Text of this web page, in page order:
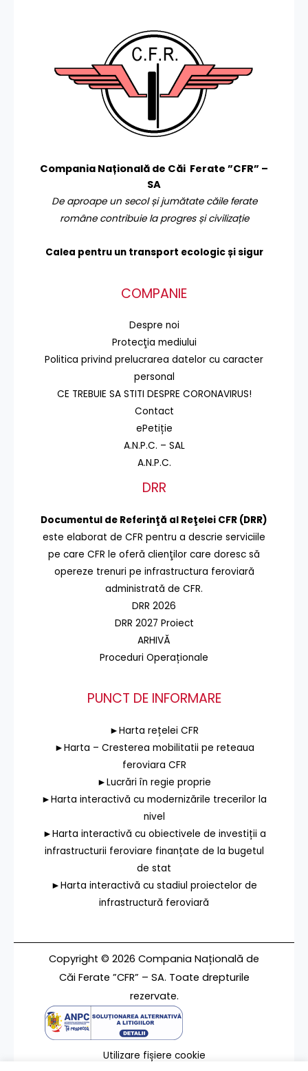
Compania Națională de Căi Ferate ”CFR” –
SA
De aproape un secol și jumătate căile ferate
române contribuie la progres și civilizație
Calea pentru un transport ecologic și sigur
COMPANIE
Despre noi
Protecţia mediului
Politica privind prelucrarea datelor cu caracter
personal
CE TREBUIE SA STITI DESPRE CORONAVIRUS!
Contact
ePetiție
A.N.P.C. – SAL
A.N.P.C.
DRR
Documentul de Referinţă al Reţelei CFR (DRR)
este elaborat de CFR pentru a descrie serviciile
pe care CFR le oferă clienţilor care doresc să
opereze trenuri pe infrastructura feroviară
administrată de CFR.
DRR 2026
DRR 2027 Proiect
ARHIVĂ
Proceduri Operaționale
PUNCT DE INFORMARE
►Harta rețelei CFR
►Harta – Cresterea mobilitatii pe reteaua
feroviara CFR
►Lucrări în regie proprie
►Harta interactivă cu modernizările trecerilor la
nivel
►Harta interactivă cu obiectivele de investiții a
infrastructurii feroviare finanțate de la bugetul
de stat
►Harta interactivă cu stadiul proiectelor de
infrastructură feroviară
Copyright © 2026 Compania Națională de
Căi Ferate ”CFR” – SA. Toate drepturile
rezervate.
Utilizare fișiere cookie